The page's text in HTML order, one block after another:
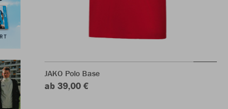
JAKO Polo Base
ab 39,00 €